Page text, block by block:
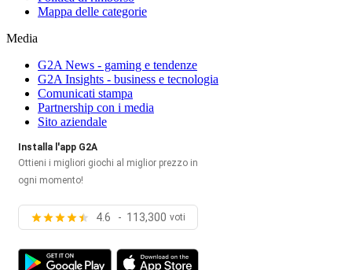
Mappa delle categorie
Media
G2A News - gaming e tendenze
G2A Insights - business e tecnologia
Comunicati stampa
Partnership con i media
Sito aziendale
Installa l'app G2A
Ottieni i migliori giochi al miglior prezzo in
ogni momento!
4.6 - 113,300 voti